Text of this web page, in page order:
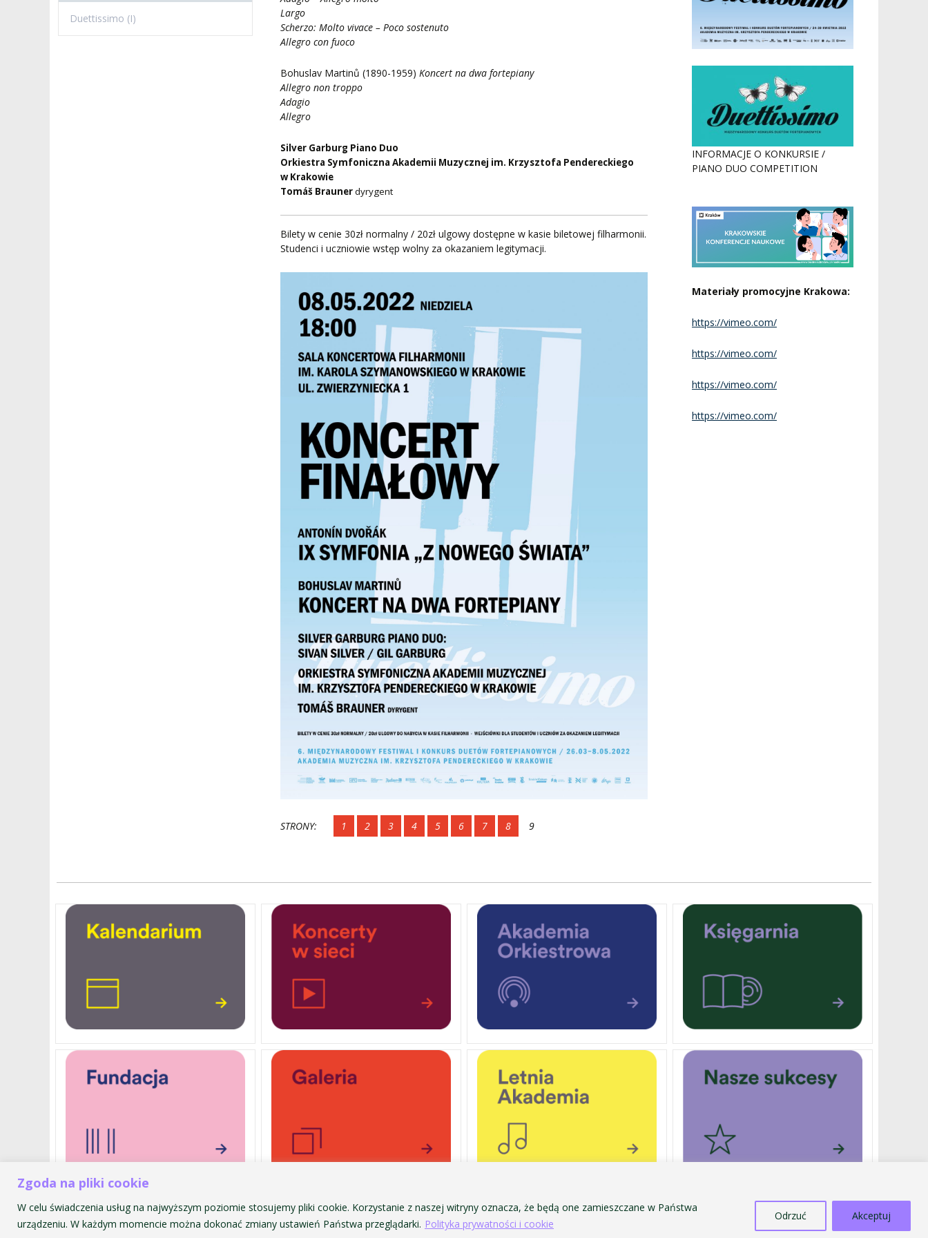
Zgoda na pliki cookie
W celu świadczenia usług na najwyższym poziomie stosujemy pliki cookie. Korzystanie z naszej witryny oznacza, że będą one zamieszczane w Państwa
urządzeniu. W każdym momencie można dokonać zmiany ustawień Państwa przeglądarki. Polityka prywatności i cookie
Odrzuć Akceptuj
DRUGIEJ KATEGORII
Duettissimo (I)
INFORMACJE O KONKURSIE /
PIANO DUO COMPETITION
Materiały promocyjne Krakowa:
https://vimeo.com/
https://vimeo.com/
https://vimeo.com/
https://vimeo.com/
Largo
Scherzo: Molto vivace – Poco sostenuto
Allegro con fuoco
Bohuslav Martinů (1890-1959)Koncert na dwa fortepiany
Allegro non troppo
Adagio
Allegro
Silver Garburg Piano Duo
Orkiestra SymfonicznaAkademii Muzycznej im. Krzysztofa Pendereckiego
w Krakowie
Tomáš Braunerdyrygent
Bilety w cenie 30zł normalny / 20zł ulgowy dostępne w kasie biletowej filharmonii.
Studenci i uczniowie wstęp wolny za okazaniem legitymacji.
STRONY: 1 2 3 4 5 6 7 8 9
Akademia Muzyczna im. Krzysztofa Pendereckiego w Krakowie
OCHRONA DANYCH OSOBOWYCH
SPRZEDAŻ ŚRODKÓW MAJĄTKU TRWAŁEGO